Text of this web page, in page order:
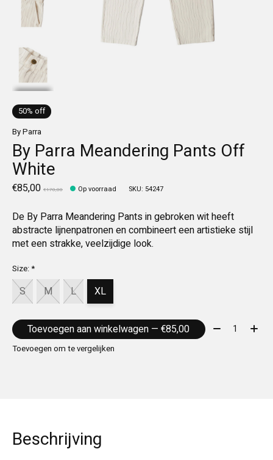
50% off
By Parra
By Parra Meandering Pants Off
White
€85,00 €170,00 Op voorraad SKU: 54247
De By Parra Meandering Pants in gebroken wit heeft
abstracte lijnenpatronen en combineert een artistieke stijl
met een strakke, veelzijdige look.
Size:*
S M L XL
Toevoegen aan winkelwagen — €85,00 Aantal:
Toevoegen om te vergelijken
Beschrijving